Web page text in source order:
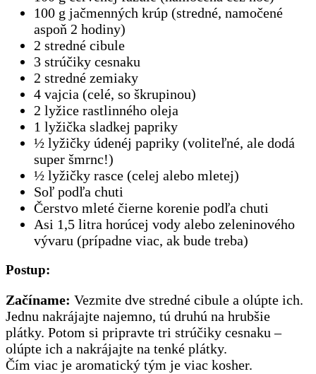
100 g jačmenných krúp (stredné, namočené
aspoň 2 hodiny)
2 stredné cibule
3 strúčiky cesnaku
2 stredné zemiaky
4 vajcia (celé, so škrupinou)
2 lyžice rastlinného oleja
1 lyžička sladkej papriky
½ lyžičky údenéj papriky (voliteľné, ale dodá
super šmrnc!)
½ lyžičky rasce (celej alebo mletej)
Soľ podľa chuti
Čerstvo mleté čierne korenie podľa chuti
Asi 1,5 litra horúcej vody alebo zeleninového
vývaru (prípadne viac, ak bude treba)
Postup:
Začíname: Vezmite dve stredné cibule a olúpte ich.
Jednu nakrájajte najemno, tú druhú na hrubšie
plátky. Potom si pripravte tri strúčiky cesnaku –
olúpte ich a nakrájajte na tenké plátky.
Čím viac je aromatický tým je viac kosher.